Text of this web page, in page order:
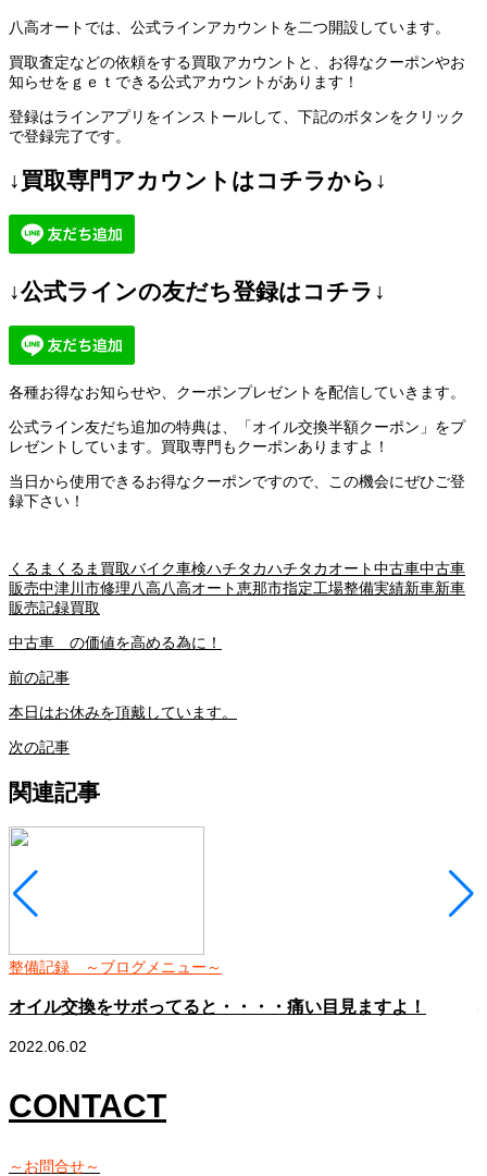
八高オートでは、公式ラインアカウントを二つ開設しています。
買取査定などの依頼をする買取アカウントと、お得なクーポンやお
知らせをｇｅｔできる公式アカウントがあります！
登録はラインアプリをインストールして、下記のボタンをクリック
で登録完了です。
↓買取専門アカウントはコチラから↓
↓公式ラインの友だち登録はコチラ↓
各種お得なお知らせや、クーポンプレゼントを配信していきます。
公式ライン友だち追加の特典は、「オイル交換半額クーポン」をプ
レゼントしています。買取専門もクーポンありますよ！
当日から使用できるお得なクーポンですので、この機会にぜひご登
録下さい！
くるま くるま買取バイク車検ハチタカハチタカオート中古車中古車
販売中津川市修理八高八高オート恵那市指定工場整備実績新車新車
販売記録買取
中古車 の価値を高める為に！
前の記事
本日はお休みを頂戴しています。
次の記事
関連記事
整備記録 ～ブログメニュー～
オイル交換をサボってると・・・・痛い目見ますよ！
2022.06.02
CONTACT
～お問合せ～